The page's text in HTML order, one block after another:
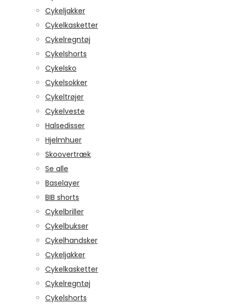
Cykeljakker
Cykelkasketter
Cykelregntøj
Cykelshorts
Cykelsko
Cykelsokker
Cykeltrøjer
Cykelveste
Halsedisser
Hjelmhuer
Skoovertræk
Se alle
Baselayer
BIB shorts
Cykelbriller
Cykelbukser
Cykelhandsker
Cykeljakker
Cykelkasketter
Cykelregntøj
Cykelshorts